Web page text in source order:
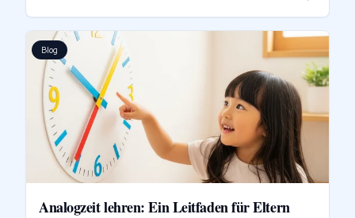
Blog
Analogzeit lehren: Ein Leitfaden für Eltern